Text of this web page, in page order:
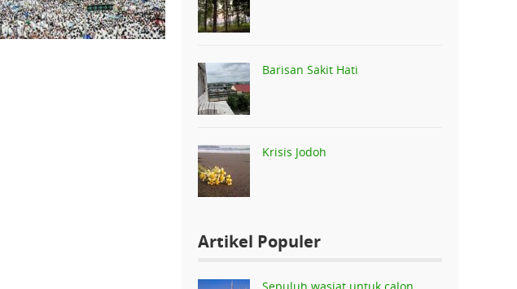
Barisan Sakit Hati
Krisis Jodoh
Artikel Populer